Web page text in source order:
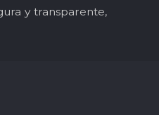
y transparente,